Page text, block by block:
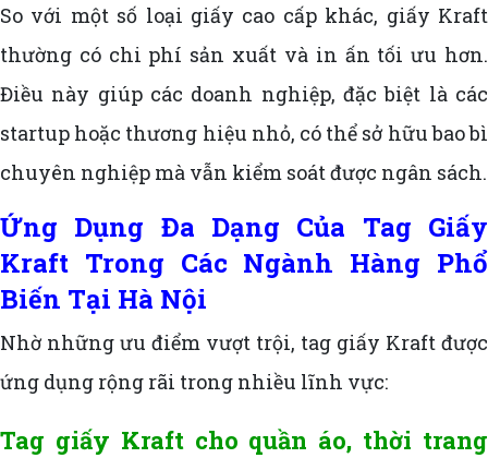
So với một số loại giấy cao cấp khác, giấy Kraft
thường có chi phí sản xuất và in ấn tối ưu hơn.
Điều này giúp các doanh nghiệp, đặc biệt là các
startup hoặc thương hiệu nhỏ, có thể sở hữu bao bì
chuyên nghiệp mà vẫn kiểm soát được ngân sách.
Ứng Dụng Đa Dạng Của Tag Giấy
Kraft Trong Các Ngành Hàng Phổ
Biến Tại Hà Nội
Nhờ những ưu điểm vượt trội, tag giấy Kraft được
ứng dụng rộng rãi trong nhiều lĩnh vực:
Tag giấy Kraft cho quần áo, thời trang